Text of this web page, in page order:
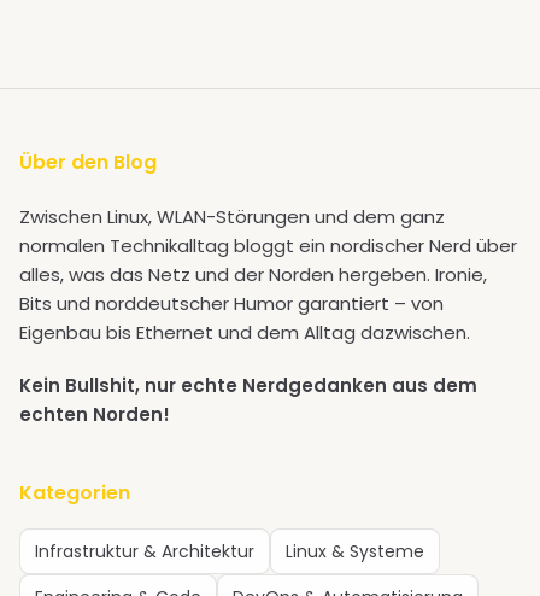
Über den Blog
Zwischen Linux, WLAN-Störungen und dem ganz
normalen Technikalltag bloggt ein nordischer Nerd über
alles, was das Netz und der Norden hergeben. Ironie,
Bits und norddeutscher Humor garantiert – von
Eigenbau bis Ethernet und dem Alltag dazwischen.
Kein Bullshit, nur echte Nerdgedanken aus dem
echten Norden!
Kategorien
Infrastruktur & Architektur
Linux & Systeme